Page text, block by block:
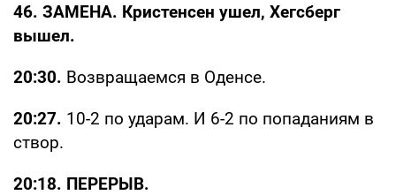
46. ЗАМЕНА. Кристенсен ушел, Хегсберг
вышел.
20:30. Возвращаемся в Оденсе.
20:27. 10-2 по ударам. И 6-2 по попаданиям в
створ.
20:18. ПЕРЕРЫВ.